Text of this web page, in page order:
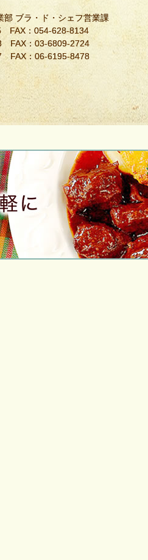
部 ブラ・ド・シェフ営業課
FAX：054-628-8134
FAX：03-6809-2724
FAX：06-6195-8478